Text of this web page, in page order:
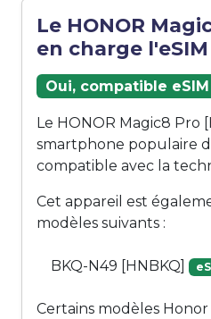
Le HONOR
en charge l'eSIM
Oui, compatible eSIM
Le HONOR Magic8 Pro
smartphone populaire
compatible avec la
Cet appareil est
modèles suivants :
BKQ-N49 [HNBKQ]
Certains modèles